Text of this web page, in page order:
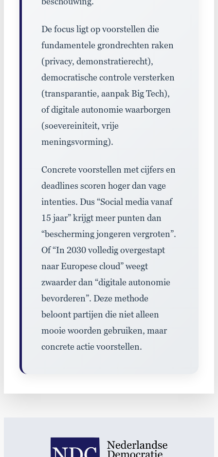
Defocus ligt op voorstellen die
fundamentele grondrechten raken
(privacy, demonstratierecht),
democratische controleversterken
(transparantie, aanpak BigTech),
ofdigitale autonomiewaarborgen
(soevereiniteit, vrije
meningsvorming).
Concretevoorstellen met cijfers en
deadlines scoren hoger dan vage
intenties. Dus “Social media vanaf
15 jaar”krijgt meer punten dan
“bescherming jongeren vergroten”.
Of“In 2030 volledig overgestapt
naar Europese cloud”weegt
zwaarder dan “digitale autonomie
bevorderen”. Dezemethode
beloont partijen die niet alleen
mooie woorden gebruiken, maar
concrete actie voorstellen.